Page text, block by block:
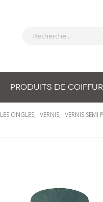
PRODUITS DE
LES ONGLES, VERNIS, VERNIS SEMI